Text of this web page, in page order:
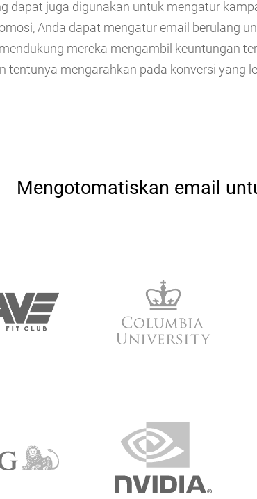
dapat juga digunakan untuk mengatur
Anda dapat mengatur email berulang
mereka mengambil keuntungan
tentunya mengarahkan pada konversi yang
Mengotomatiskan email